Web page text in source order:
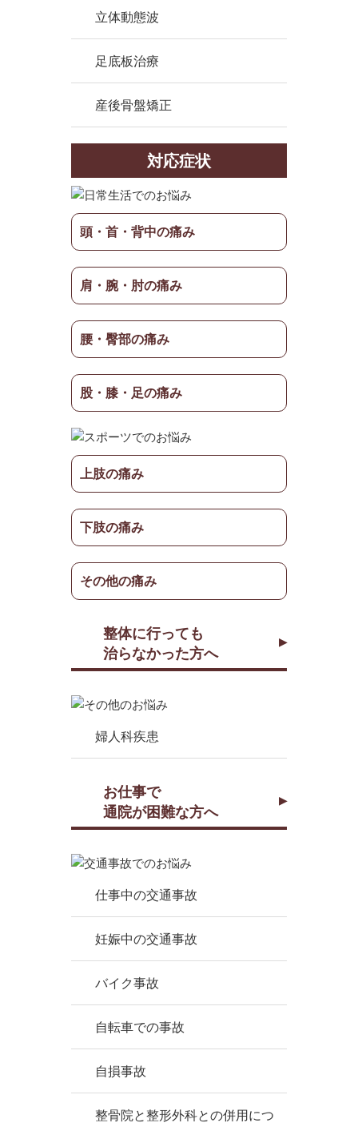
立体動態波
足底板治療
産後骨盤矯正
対応症状
頭・首・背中の痛み
肩・腕・肘の痛み
腰・臀部の痛み
股・膝・足の痛み
上肢の痛み
下肢の痛み
その他の痛み
整体に行っても
治らなかった方へ
婦人科疾患
お仕事で
通院が困難な方へ
仕事中の交通事故
妊娠中の交通事故
バイク事故
自転車での事故
自損事故
整骨院と整形外科との併用につ